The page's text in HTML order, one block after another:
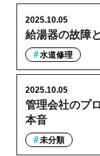
給湯器の故障
2025.10.05
水道修理
管理会社のプ
本音
2025.10.05
未分類